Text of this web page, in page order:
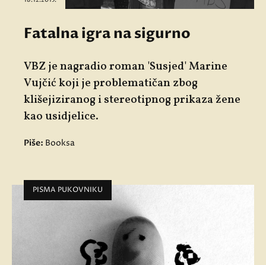
Fatalna igra na sigurno
VBZ je nagradio roman 'Susjed' Marine
Vujčić koji je problematičan zbog
klišejiziranog i stereotipnog prikaza žene
kao usidjelice.
Piše: Booksa
PISMA PUKOVNIKU